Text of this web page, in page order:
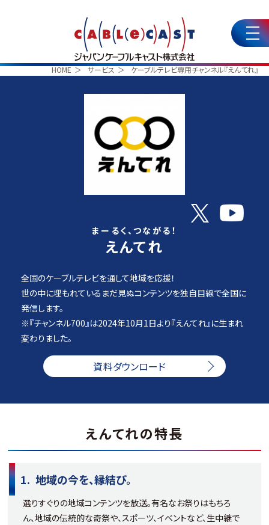
HOME サービス ケーブルテレビ専用チャンネル『えんてれ』
まーるく、つながる！
えんてれ
全国のケーブルテレビを通して​地域を応援！
世の中に埋もれているまだ見ぬコンテンツを​独自目線で全国に
発信します。
※『チャンネル700』は2024年10月1日より『えんてれ』に生まれ
変わりました。
資料ダウンロード
えんてれの特長
地域の今を、縁結び。​
選りすぐりの地域コンテンツを放送。有名なお祭りはもちろ
ん、地域の伝統的な奇祭や、​スポーツ、イベントなど、生中継で